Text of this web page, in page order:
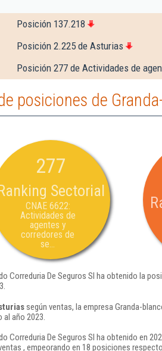
Posición 137.218
Posición 2.225 de Asturias
Posición 277 de Actividades de
posiciones de
277
Sectorial
CNAE 6622:
Actividades de
agentes y
corredores de
se...
Correduria De Seguros Sl ha obtenido la
según ventas, la empresa Granda-
año 2023.
Correduria De Seguros Sl ha obtenido en
, empeorando en 18 posiciones